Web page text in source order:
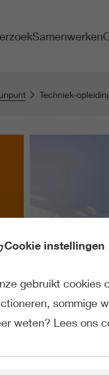
Samenwerken
Techniek-
Cookie instellingen
gebruikt cookies
sommige
weten? Lees ons